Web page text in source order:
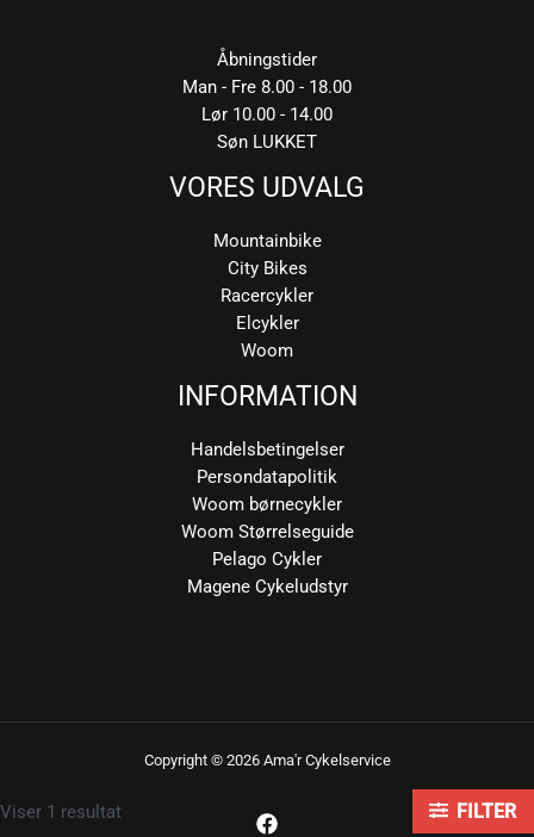
Viser 1 resultat FILTER
Åbningstider
Man - Fre 8.00 - 18.00
Lør 10.00 - 14.00
Søn LUKKET
VORES UDVALG
Mountainbike
City Bikes
Racercykler
Elcykler
Woom
INFORMATION
Handelsbetingelser
Persondatapolitik
Woom børnecykler
Woom Størrelseguide
Pelago Cykler
Magene Cykeludstyr
Copyright © 2026 Ama'r Cykelservice